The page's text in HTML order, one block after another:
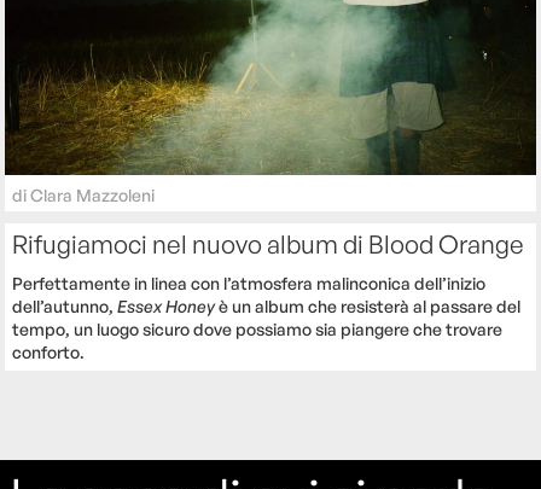
diClara Mazzoleni
Rifugiamoci nel nuovo album di Blood Orange
Perfettamente in linea con l’atmosfera malinconica dell’inizio
dell’autunno,Essex Honeyè un album che resisterà al passare del
tempo, un luogo sicuro dove possiamo sia piangere che trovare
conforto.